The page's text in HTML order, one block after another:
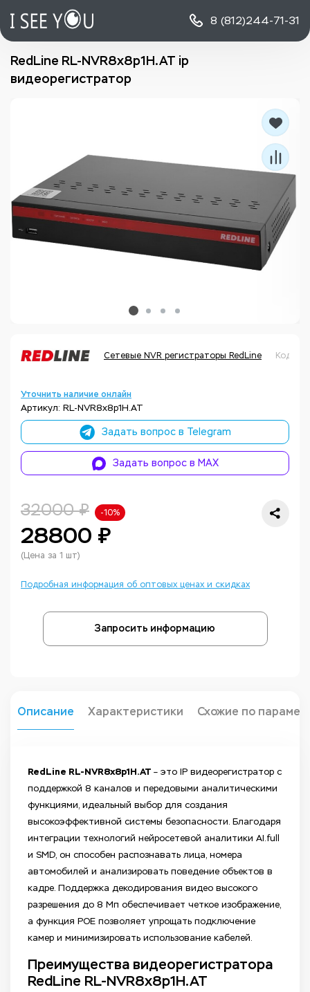
8 (812)244-71-31
RedLine RL-NVR8x8p1H.AT ip
видеорегистратор
Сетевые NVR регистраторы RedLine Код
Уточнить наличие онлайн
Артикул: RL-NVR8x8p1H.AT
Задать вопрос в Telegram
Задать вопрос в MAX
32000 ₽ -10%
28800 ₽
(Цена за 1 шт)
Подробная информация об оптовых ценах и скидках
Запросить информацию
Описание Характеристики Схожие по
RedLine RL-NVR8x8p1H.AT – это IP видеорегистратор с
поддержкой 8 каналов и передовыми аналитическими
функциями, идеальный выбор для создания
высокоэффективной системы безопасности. Благодаря
интеграции технологий нейросетевой аналитики AI.full
и SMD, он способен распознавать лица, номера
автомобилей и анализировать поведение объектов в
кадре. Поддержка декодирования видео высокого
разрешения до 8 Мп обеспечивает четкое изображение,
а функция POE позволяет упрощать подключение
камер и минимизировать использование кабелей.
Преимущества видеорегистратора
RedLine RL-NVR8x8p1H.AT